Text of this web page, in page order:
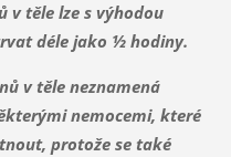
v těle lze s výhodou
déle jako ½ hodiny.
v těle neznamená
nemocemi, které
protože se také